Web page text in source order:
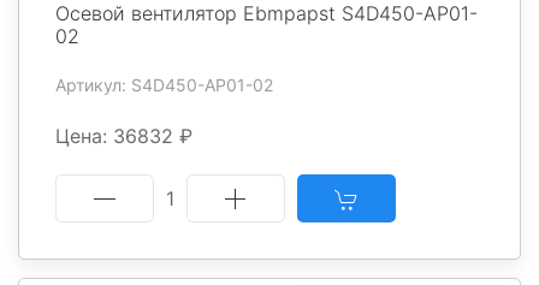
Осевой вентилятор Ebmpapst S4D450-AP01-
02
Артикул: S4D450-AP01-02
Цена: 36832 ₽
1